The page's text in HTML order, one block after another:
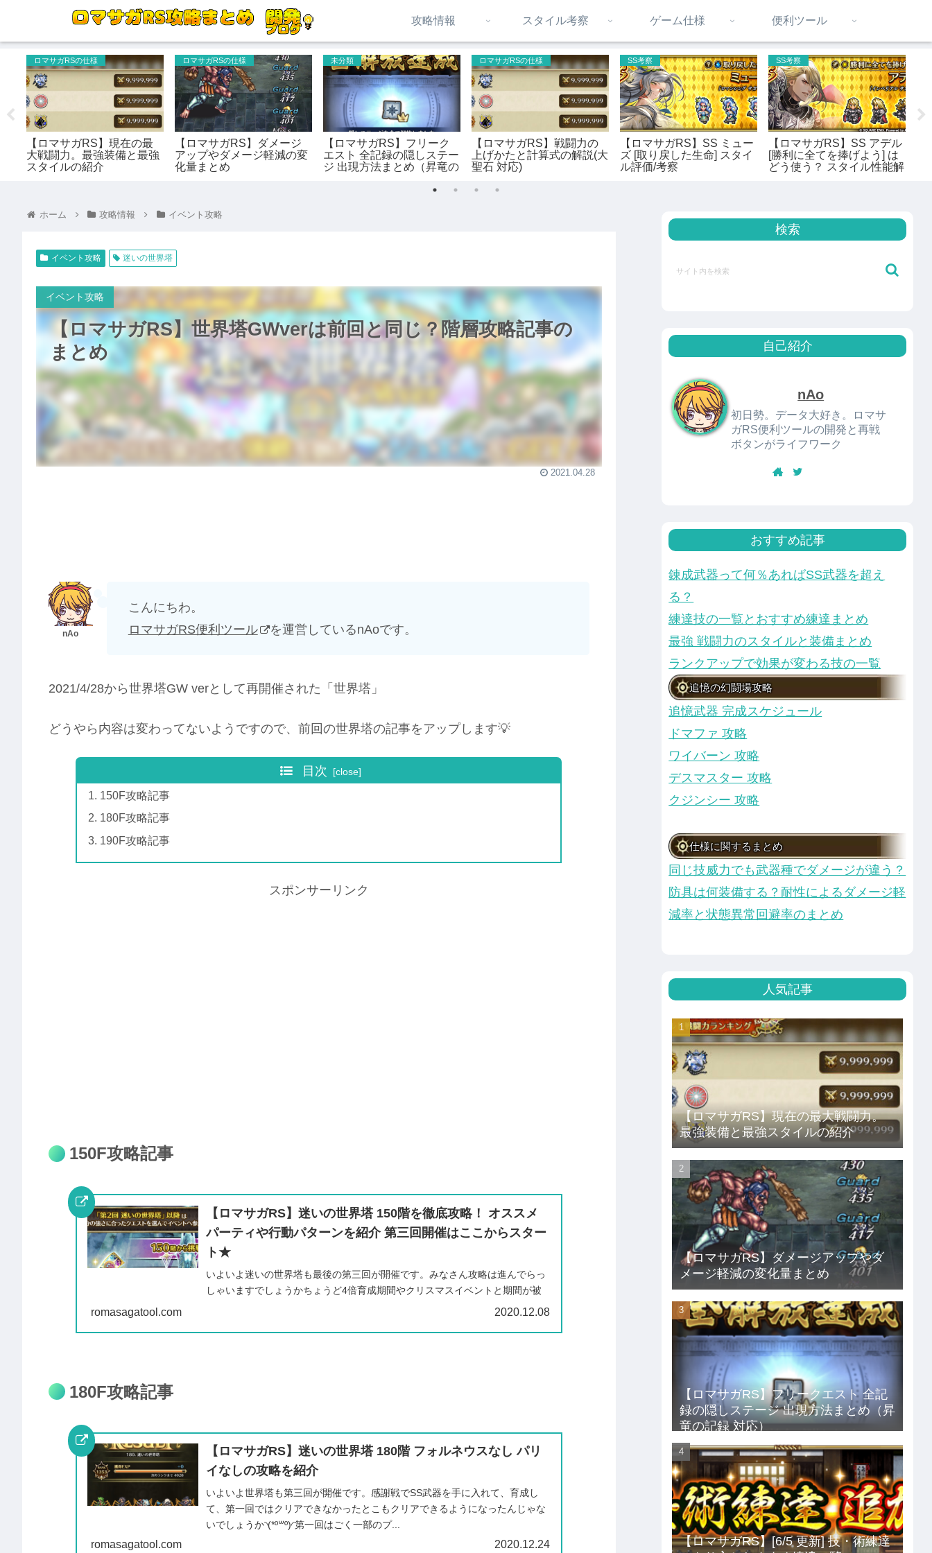
攻略情報 スタイル考察 ゲーム仕様 便利ツール
ロマサガRSの仕様
【ロマサガRS】現在の最
大戦闘力。最強装備と最強
スタイルの紹介
ロマサガRSの仕様
【ロマサガRS】ダメージ
アップやダメージ軽減の変
化量まとめ
未分類
【ロマサガRS】フリーク
エスト 全記録の隠しステー
ジ 出現方法まとめ（昇竜の
ロマサガRSの仕様
【ロマサガRS】戦闘力の
上げかたと計算式の解説(大
聖石 対応)
SS考察
【ロマサガRS】SS ミュー
ズ [取り戻した生命] スタイ
ル評価/考察
SS考察
【ロマサガRS】SS アデル
[勝利に全てを捧げよう] は
どう使う？ スタイル性能解
ホーム 攻略情報 イベント攻略
イベント攻略 迷いの世界塔
【ロマサガRS】世界塔GWverは前回と同じ？階層攻略記事の
まとめ
イベント攻略
2021.04.28
こんにちわ。
ロマサガRS便利ツール
を運営しているnAoです。
2021/4/28から世界塔GW verとして再開催された「世界塔」
どうやら内容は変わってないようですので、前回の世界塔の記事をアップします💡
目次
150F攻略記事
180F攻略記事
190F攻略記事
スポンサーリンク
150F攻略記事
【ロマサガRS】迷いの世界塔 150階を徹底攻略！ オススメ
パーティや行動パターンを紹介 第三回開催はここからスター
ト★
いよいよ迷いの世界塔も最後の第三回が開催です。みなさん攻略は進んでらっ
しゃいますでしょうかちょうど4倍育成期間やクリスマスイベントと期間が被
romasagatool.com 2020.12.08
180F攻略記事
【ロマサガRS】迷いの世界塔 180階 フォルネウスなし パリ
イなしの攻略を紹介
いよいよ世界塔も第三回が開催です。感謝戦でSS武器を手に入れて、育成し
て、第一回ではクリアできなかったとこもクリアできるようになったんじゃな
いでしょうか◝(*º꒳​º)◜第一回はごく一部のプ...
romasagatool.com 2020.12.24
検索
自己紹介
nAo
初日勢。データ大好き。ロマサ
ガRS便利ツールの開発と再戦
ボタンがライフワーク
おすすめ記事
錬成武器って何％あればSS武器を超え
る？
練達技の一覧とおすすめ練達まとめ
最強 戦闘力のスタイルと装備まとめ
ランクアップで効果が変わる技の一覧
追憶の幻闘場攻略
追憶武器 完成スケジュール
ドマファ 攻略
ワイバーン 攻略
デスマスター 攻略
クジンシー 攻略
仕様に関するまとめ
同じ技威力でも武器種でダメージが違う？
防具は何装備する？耐性によるダメージ軽
減率と状態異常回避率のまとめ
人気記事
【ロマサガRS】現在の最大戦闘力。
最強装備と最強スタイルの紹介
【ロマサガRS】ダメージアップやダ
メージ軽減の変化量まとめ
【ロマサガRS】フリークエスト 全記
録の隠しステージ 出現方法まとめ（昇
竜の記録 対応）
【ロマサガRS】[6/5 更新] 技・術練達